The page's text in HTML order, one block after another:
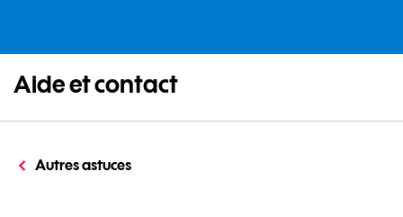
Aide et contact
Autres astuces